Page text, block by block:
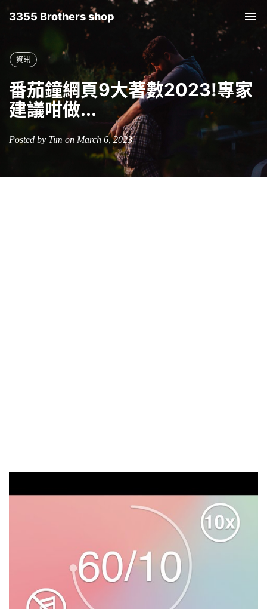
3355 Brothers shop
資訊
番茄鐘網頁9大著數2023!專家
建議咁做...
Posted by Tim on March 6, 2023